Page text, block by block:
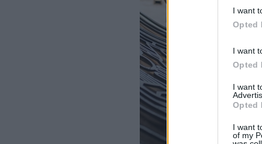
I want
Opted
I want
Opted
I want
Opted
I want
of my